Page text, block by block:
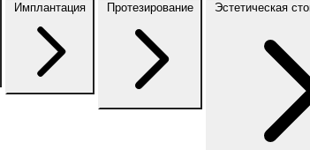
Имплантация Протезирование Эстетическая